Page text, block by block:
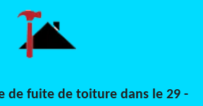
de fuite de toiture dans le 29 -